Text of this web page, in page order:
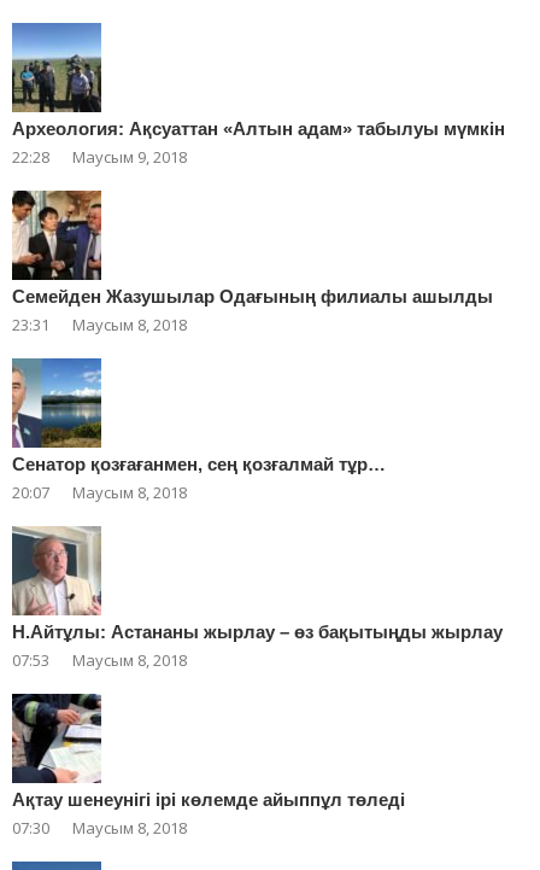
Археология: Ақсуаттан «Алтын адам» табылуы мүмкін
22:28 Маусым 9, 2018
Cемейден Жазушылар Одағының филиалы ашылды
23:31 Маусым 8, 2018
Сенатор қозғағанмен, сең қозғалмай тұр…
20:07 Маусым 8, 2018
Н.Айтұлы: Астананы жырлау – өз бақытыңды жырлау
07:53 Маусым 8, 2018
Ақтау шенеунігі ірі көлемде айыппұл төледі
07:30 Маусым 8, 2018